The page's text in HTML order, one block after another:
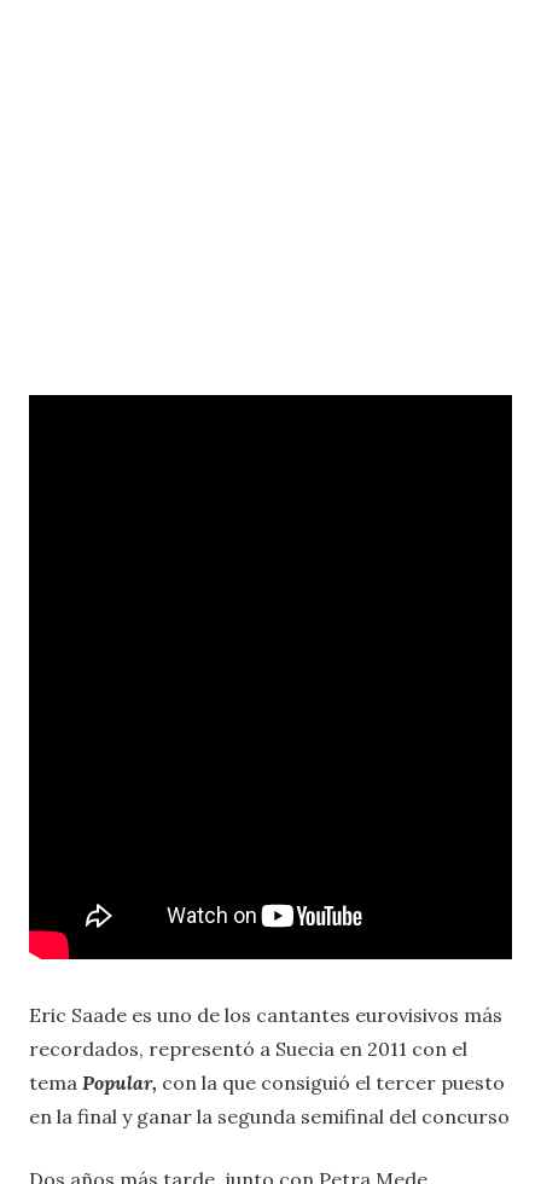
Eric Saade es uno de los cantantes eurovisivos más
recordados, representó a Suecia en 2011 con el
tema Popular, con la que consiguió el tercer puesto
en la final y ganar la segunda semifinal del concurso
Dos años más tarde, junto con Petra Mede,